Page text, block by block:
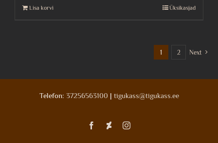
Lisa korvi Üksikasjad
1 2 Next
Telefon: 37256563100 | tigukass@tigukass.ee
FacebookDeviantartInstagram